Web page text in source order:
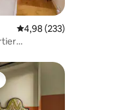
: 4,73 sur 5
Évaluation moyenne
4,98 (233)